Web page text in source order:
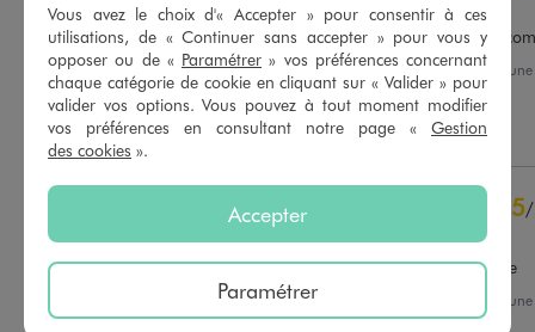
Basé sur53 avis soumis à un
contrôle
Voir tous les avis sur ce site
étoiles
44
3
2étoiles
0
0
Super jean,taille bien.je
Avis du07/08/2026 , suite à
25/07/2026 parPatricia F.
Utile(0) Signaler
5/
Avis vérifié et récompensé
Super pantalon confortable
, suite à
29/05/2026 parClaudia M.
Vous avez le choix d'« Accepter » pour consentir à ces
utilisations, de « Continuer sans accepter » pour vous y
opposer ou de « Paramétrer » vos préférences concernant
chaque catégorie de cookie en cliquant sur « Valider » pour
valider vos options. Vous pouvez à tout moment modifier
vos préférences en consultant notre page « Gestion
des cookies ».
Accepter
Paramétrer